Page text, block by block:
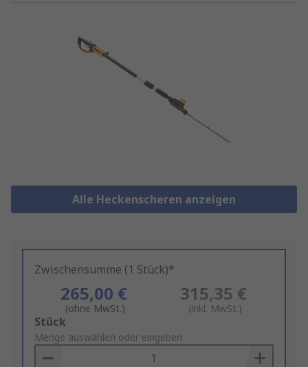
Alle Heckenscheren anzeigen
Zwischensumme (1 Stück)*
265,00 €
(ohne MwSt.)
315,35 €
(inkl. MwSt.)
Add
to
Basket
Stück
Menge auswählen oder eingeben